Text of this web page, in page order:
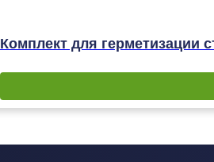
Комплект для герметизации